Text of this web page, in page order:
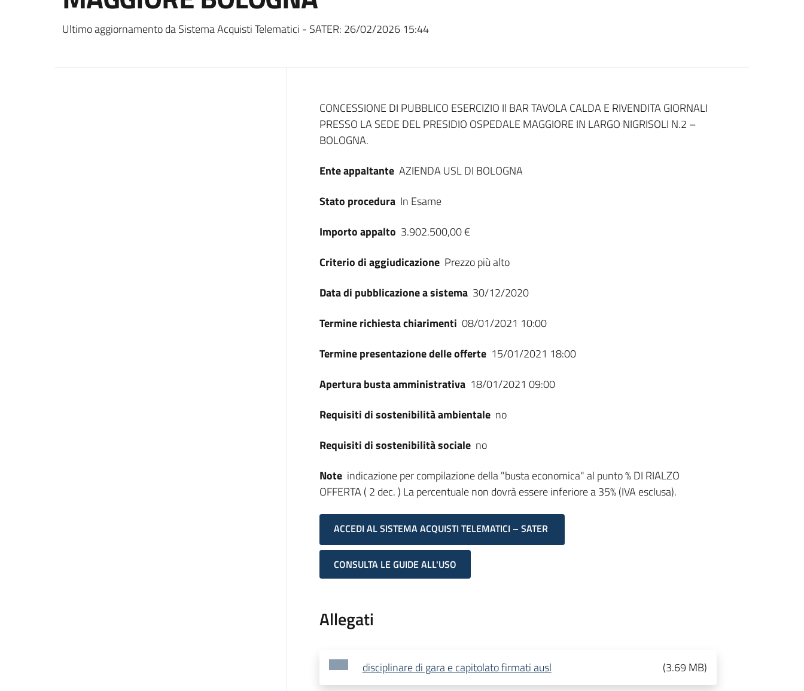
Ultimo aggiornamento da Sistema Acquisti Telematici - SATER: 26/02/2026 15:44
Dati del bando
CONCESSIONE DI PUBBLICO ESERCIZIO Il BAR TAVOLA CALDA E RIVENDITA GIORNALI
PRESSO LA SEDE DEL PRESIDIO OSPEDALE MAGGIORE IN LARGO NIGRISOLI N.2 –
BOLOGNA.
Ente appaltante AZIENDA USL DI BOLOGNA
Stato procedura In Esame
Importo appalto 3.902.500,00 €
Criterio di aggiudicazione Prezzo più alto
Data di pubblicazione a sistema 30/12/2020
Termine richiesta chiarimenti 08/01/2021 10:00
Termine presentazione delle offerte 15/01/2021 18:00
Apertura busta amministrativa 18/01/2021 09:00
Requisiti di sostenibilità ambientale no
Requisiti di sostenibilità sociale no
Note indicazione per compilazione della "busta economica" al punto % DI RIALZO
OFFERTA ( 2 dec. ) La percentuale non dovrà essere inferiore a 35% (IVA esclusa).
ACCEDI AL SISTEMA ACQUISTI TELEMATICI – SATER
CONSULTA LE GUIDE ALL'USO
Allegati
disciplinare di gara e capitolato firmati ausl (3.69 MB)